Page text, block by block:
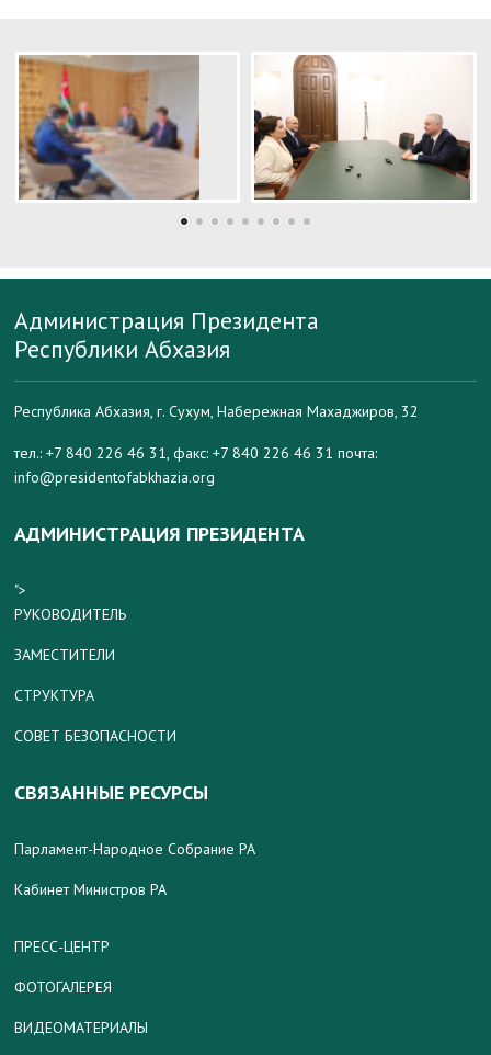
Администрация Президента
Республики Абхазия
Республика Абхазия, г. Сухум, Набережная Махаджиров, 32
тел.: +7 840 226 46 31, факс: +7 840 226 46 31 почта:
info@presidentofabkhazia.org
АДМИНИСТРАЦИЯ ПРЕЗИДЕНТА
">
РУКОВОДИТЕЛЬ
ЗАМЕСТИТЕЛИ
СТРУКТУРА
СОВЕТ БЕЗОПАСНОСТИ
СВЯЗАННЫЕ РЕСУРСЫ
Парламент-Народное Собрание РА
Кабинет Министров РА
ПРЕСС-ЦЕНТР
ФОТОГАЛЕРЕЯ
ВИДЕОМАТЕРИАЛЫ